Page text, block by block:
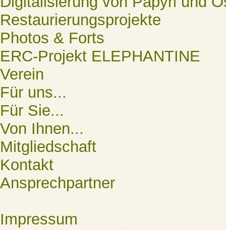
Restaurierungsprojekte
Photos & Forts
ERC-Projekt ELEPHANTINE
Verein
Für uns...
Für Sie...
Von Ihnen...
Mitgliedschaft
Kontakt
Ansprechpartner
Impressum